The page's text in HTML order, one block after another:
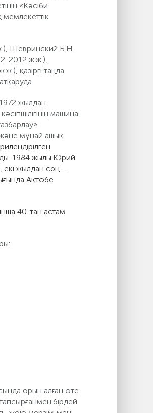
«Кәсіби
мемлекеттік
Шевринский Б.Н.
2012 ж.ж.),
қазіргі таңда
жылдан
машина
мұнай ашық
1984 жылы Юрий
, екі жылдан соң –
Ақтөбе
40-тан астам
орын алған өте
бірдей